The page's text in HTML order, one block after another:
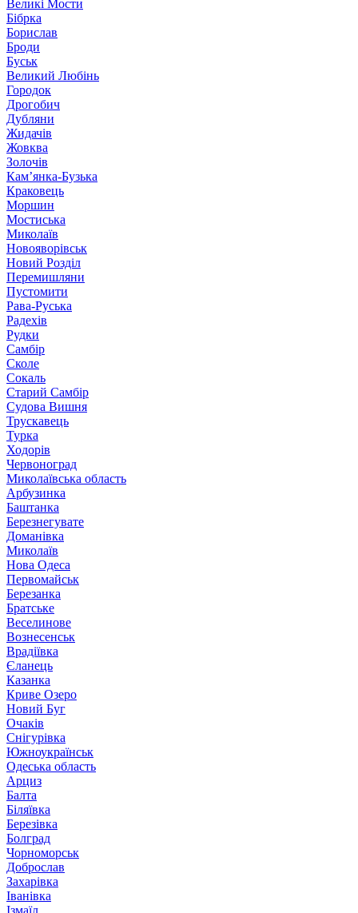
Великі Мости
Бібрка
Борислав
Броди
Буськ
Великий Любінь
Городок
Дрогобич
Дубляни
Жидачів
Жовква
Золочів
Кам’янка-Бузька
Краковець
Моршин
Мостиська
Миколаїв
Новояворівськ
Новий Розділ
Перемишляни
Пустомити
Рава-Руська
Радехів
Рудки
Самбір
Сколе
Сокаль
Старий Самбір
Судова Вишня
Трускавець
Турка
Ходорів
Червоноград
Миколаївська область
Арбузинка
Баштанка
Березнегувате
Доманівка
Миколаїв
Нова Одеса
Первомайськ
Березанка
Братське
Веселинове
Вознесенськ
Врадіївка
Єланець
Казанка
Криве Озеро
Новий Буг
Очаків
Снігурівка
Южноукраїнськ
Одеська область
Арциз
Балта
Біляївка
Березівка
Болград
Чорноморськ
Доброслав
Захарівка
Іванівка
Ізмаїл